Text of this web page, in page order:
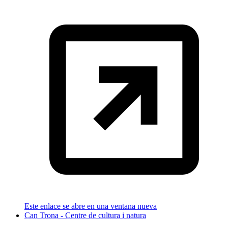
Este enlace se abre en una ventana nueva
Can Trona - Centre de cultura i natura